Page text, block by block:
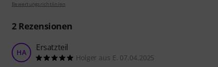
Bewertungsrichtlinien
2Rezensionen
HA Ersatzteil
Holger aus E. 07.04.2025